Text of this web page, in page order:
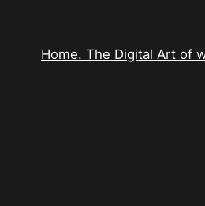
Home. The Digital Art of